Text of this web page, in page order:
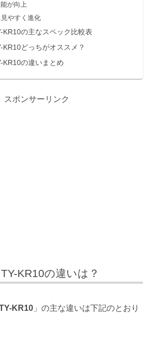
が向上
やすく進化
KR10の主なスペック比較表
KR10どっちがオススメ？
KR10の違いまとめ
スポンサーリンク
KR10の違いは？
KR10 」の主な違いは下記のとおり